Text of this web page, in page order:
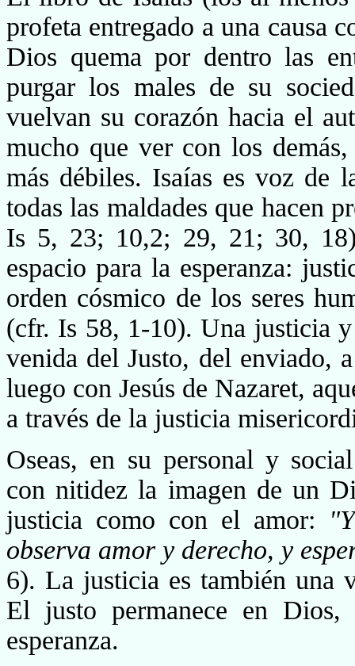
profeta entregado a una causa
Dios quema por dentro las
purgar los males de su
vuelvan su corazón hacia el
mucho que ver con los
más débiles. Isaías es voz de
todas las maldades que hacen
Is 5, 23; 10,2; 29, 21; 30,
espacio para la esperan­za:
orden cósmico de los seres
(cfr. Is 58, 1-10). Una justicia
venida del Justo, del enviado,
luego con Jesús de Nazaret,
a través de la justicia
Oseas, en su personal y
con nitidez la imagen de un
justicia como con el amor:
observa amor y derecho, y
6). La justicia es también una
El justo permanece en
esperanza.